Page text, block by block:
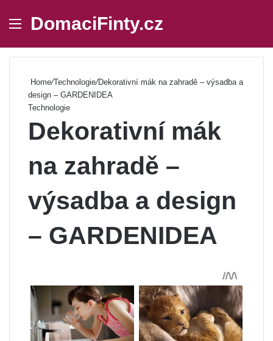
Menu
DomaciFinty.cz
Home/Technologie/Dekorativní mák na zahradě – výsadba a
design – GARDENIDEA
Technologie
Dekorativní mák
na zahradě –
výsadba a design
– GARDENIDEA